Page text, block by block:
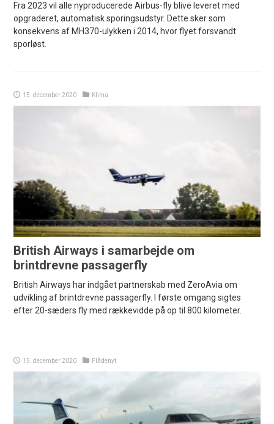
Fra 2023 vil alle nyproducerede Airbus-fly blive leveret med
opgraderet, automatisk sporingsudstyr. Dette sker som
konsekvens af MH370-ulykken i 2014, hvor flyet forsvandt
sporløst.
15. december 2020 Klima
British Airways i samarbejde om
brintdrevne passagerfly
British Airways har indgået partnerskab med ZeroAvia om
udvikling af brintdrevne passagerfly. I første omgang sigtes
efter 20-sæders fly med rækkevidde på op til 800 kilometer.
15. december 2020 Flådenyt